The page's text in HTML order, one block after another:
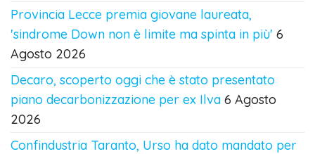
Provincia Lecce premia giovane laureata,
'sindrome Down non è limite ma spinta in più' 6
Agosto 2026
Decaro, scoperto oggi che è stato presentato
piano decarbonizzazione per ex Ilva 6 Agosto
2026
Confindustria Taranto, Urso ha dato mandato per